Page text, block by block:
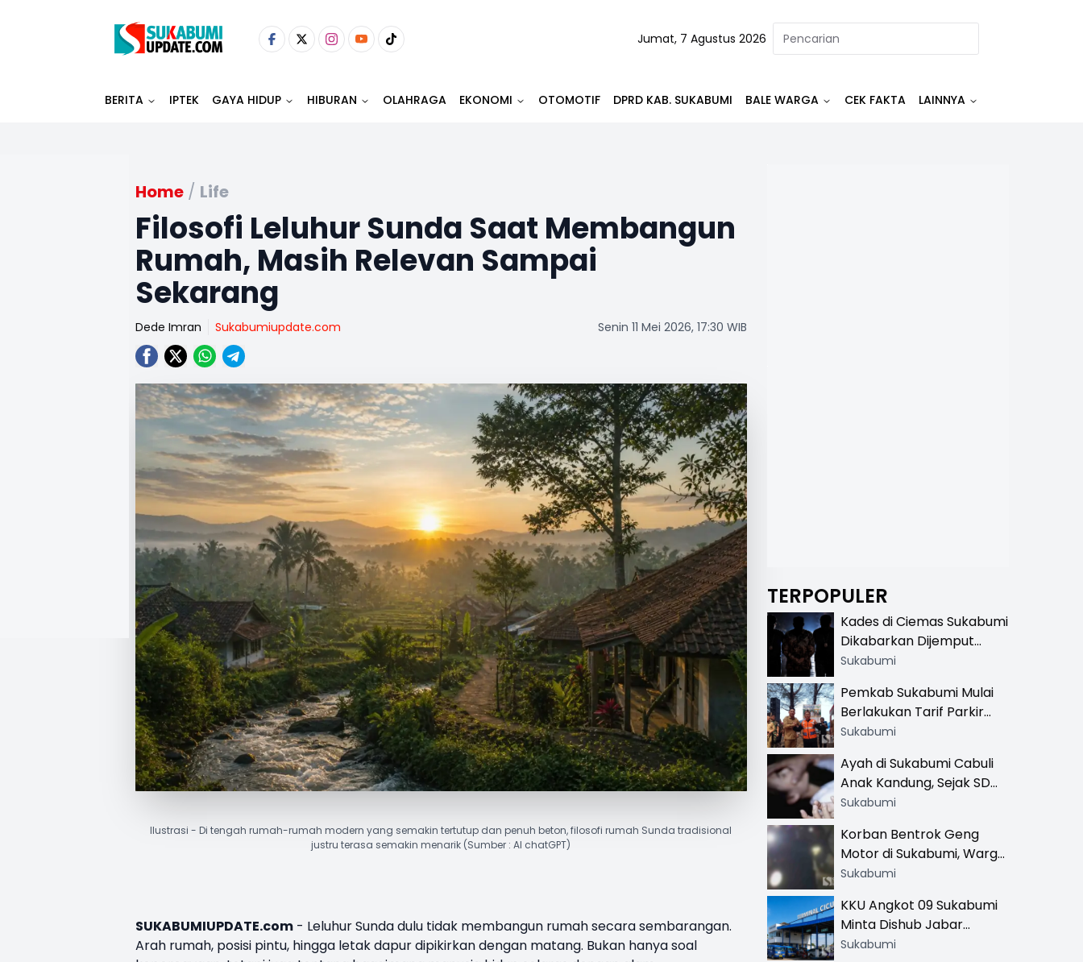
Jumat, 7 Agustus 2026
BERITA IPTEK GAYA HIDUP HIBURAN OLAHRAGA EKONOMI OTOMOTIF DPRD KAB. SUKABUMI BALE WARGA CEK FAKTA LAINNYA
Home / Life
Filosofi Leluhur Sunda Saat Membangun
Rumah, Masih Relevan Sampai
Sekarang
Dede Imran Sukabumiupdate.com Senin 11 Mei 2026, 17:30 WIB
Ilustrasi - Di tengah rumah-rumah modern yang semakin tertutup dan penuh beton, filosofi rumah Sunda tradisional
justru terasa semakin menarik (Sumber : AI chatGPT)
SUKABUMIUPDATE.com - Leluhur Sunda dulu tidak membangun rumah secara sembarangan.
Arah rumah, posisi pintu, hingga letak dapur dipikirkan dengan matang. Bukan hanya soal
TERPOPULER
Kades di Ciemas Sukabumi
Dikabarkan Dijemput
Satnarkoba, Polisi
Sukabumi
Pemkab Sukabumi Mulai
Berlakukan Tarif Parkir
Resmi di 13 Lokasi Wisata,
Khusus
Sukabumi
Ayah di Sukabumi Cabuli
Anak Kandung, Sejak SD
Hingga SMA
Sukabumi
Korban Bentrok Geng
Motor di Sukabumi, Warga
dan Sopir Tangki
Sukabumi
KKU Angkot 09 Sukabumi
Minta Dishub Jabar
Tertibkan Trayek Ciawi-
Sukabumi